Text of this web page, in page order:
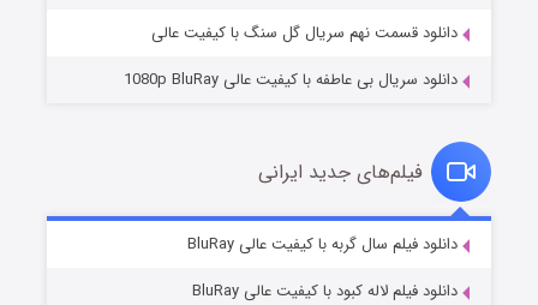
قسمت۷ (زیرنویس) منتشر شد
دانلود قسمت نهم سریال گل سنگ با کیفیت عالی
دانلود سریال بی عاطفه با کیفیت عالی 1080p BluRay
فیلم‌های جدید ایرانی
دانلود فیلم سال گربه با کیفیت عالی BluRay
دانلود فیلم لاله کبود با کیفیت عالی BluRay